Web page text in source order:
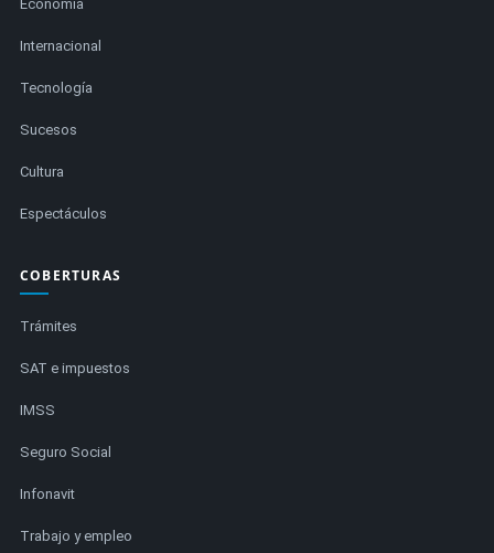
Economía
Internacional
Tecnología
Sucesos
Cultura
Espectáculos
COBERTURAS
Trámites
SAT e impuestos
IMSS
Seguro Social
Infonavit
Trabajo y empleo